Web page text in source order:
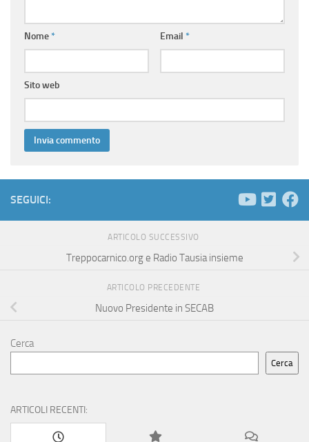
Nome* Email *
Sito web
SEGUICI:
ARTICOLO SUCCESSIVO
Treppocarnico.org e Radio Tausia insieme
ARTICOLO PRECEDENTE
Nuovo Presidente in SECAB
Cerca
Cerca
ARTICOLI RECENTI: